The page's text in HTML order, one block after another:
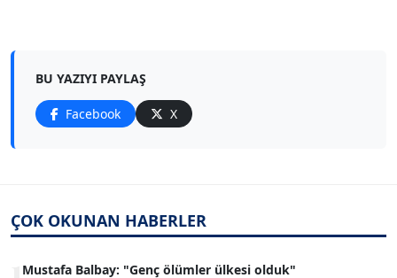
BU YAZIYI PAYLAŞ
Facebook X
ÇOK OKUNAN HABERLER
Mustafa Balbay: "Genç ölümler ülkesi olduk"